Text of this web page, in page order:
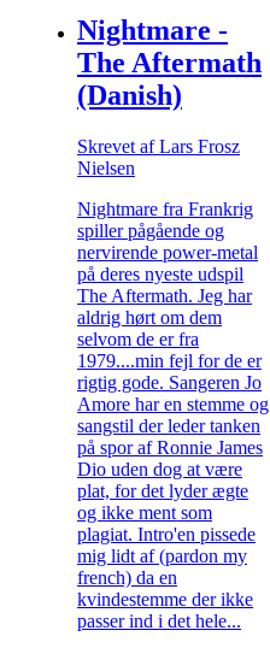
Nightmare -
The Aftermath
(Danish)
Skrevet af Lars Frosz
Nielsen
Nightmare fra Frankrig
spiller pågående og
nervirende power-metal
på deres nyeste udspil
The Aftermath. Jeg har
aldrig hørt om dem
selvom de er fra
1979....min fejl for de er
rigtig gode. Sangeren Jo
Amore har en stemme og
sangstil der leder tanken
på spor af Ronnie James
Dio uden dog at være
plat, for det lyder ægte
og ikke ment som
plagiat. Intro'en pissede
mig lidt af (pardon my
french) da en
kvindestemme der ikke
passer ind i det hele...